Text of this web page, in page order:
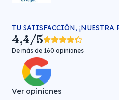
TU SATISFACCIÓN,
4,4/5
De más de 160 opiniones
Ver opiniones